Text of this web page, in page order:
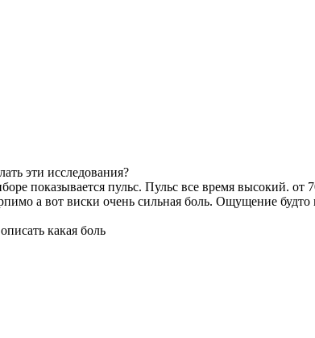
эти исследования?
показывается пульс. Пульс все время высокий. от
а вот виски очень сильная боль. Ощущение будто
какая боль